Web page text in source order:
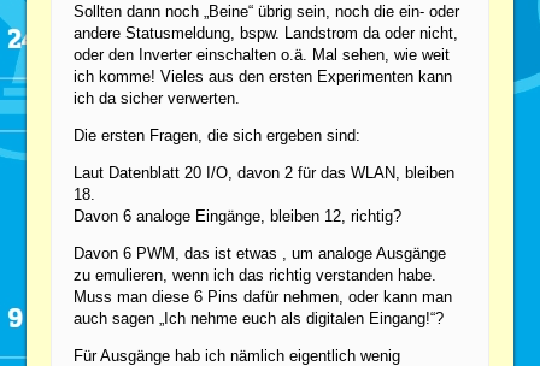
Sollten dann noch „Beine“ übrig sein, noch die ein- oder
andere Statusmeldung, bspw. Landstrom da oder nicht,
oder den Inverter einschalten o.ä. Mal sehen, wie weit
ich komme! Vieles aus den ersten Experimenten kann
ich da sicher verwerten.
Die ersten Fragen, die sich ergeben sind:
Laut Datenblatt 20 I/O, davon 2 für das WLAN, bleiben
18.
Davon 6 analoge Eingänge, bleiben 12, richtig?
Davon 6 PWM, das ist etwas , um analoge Ausgänge
zu emulieren, wenn ich das richtig verstanden habe.
Muss man diese 6 Pins dafür nehmen, oder kann man
auch sagen „Ich nehme euch als digitalen Eingang!“?
Für Ausgänge hab ich nämlich eigentlich wenig